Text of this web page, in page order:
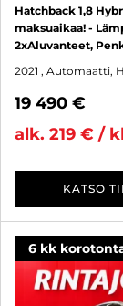
Hatchback 1,8
maksuaikaa! -
2xAluvanteet,
2021 , Automaatti,
19 490 €
alk. 219 € /
KATSO
6 kk